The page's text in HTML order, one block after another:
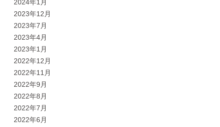
2024年1月
2023年12月
2023年7月
2023年4月
2023年1月
2022年12月
2022年11月
2022年9月
2022年8月
2022年7月
2022年6月